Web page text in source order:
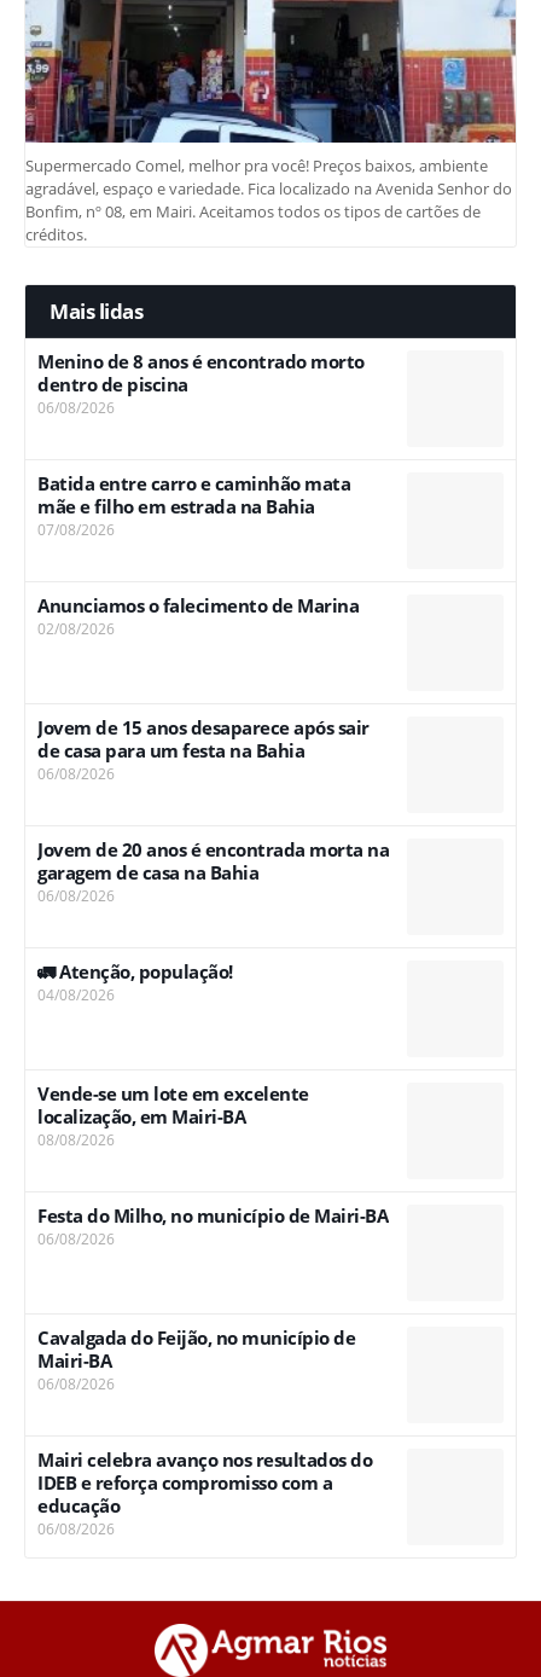
Supermercado Comel, melhor pra você! Preços baixos, ambiente
agradável, espaço e variedade. Fica localizado na Avenida Senhor do
Bonfim, nº 08, em Mairi. Aceitamos todos os tipos de cartões de
créditos.
Mais lidas
Menino de 8 anos é encontrado morto
dentro de piscina
06/08/2026
Batida entre carro e caminhão mata
mãe e filho em estrada na Bahia
07/08/2026
Anunciamos o falecimento de Marina
02/08/2026
Jovem de 15 anos desaparece após sair
de casa para um festa na Bahia
06/08/2026
Jovem de 20 anos é encontrada morta na
garagem de casa na Bahia
06/08/2026
🚛 Atenção, população!
04/08/2026
Vende-se um lote em excelente
localização, em Mairi-BA
08/08/2026
Festa do Milho, no município de Mairi-BA
06/08/2026
Cavalgada do Feijão, no município de
Mairi-BA
06/08/2026
Mairi celebra avanço nos resultados do
IDEB e reforça compromisso com a
educação
06/08/2026